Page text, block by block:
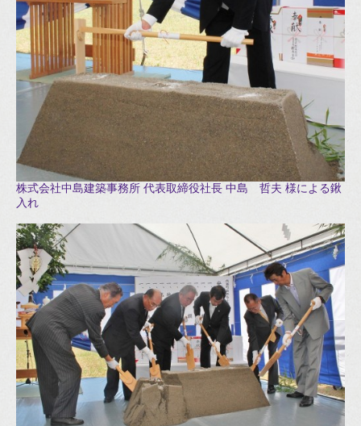
株式会社中島建築事務所 代表取締役社長 中島 哲夫 様による鍬
入れ